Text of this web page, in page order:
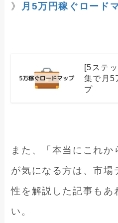
》
月5万円稼ぐロード
[5ステ
集で月5
プ
また、「本当にこれか
が気になる方は、市場
性を解説した記事もあ
い。